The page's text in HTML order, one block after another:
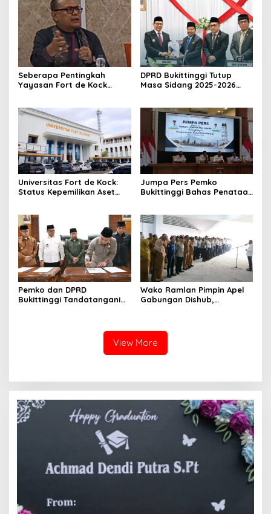
Seberapa Pentingkah
Yayasan Fort de Kock
Jam Gadang?
DPRD Bukittinggi Tutup
Masa Sidang 2025-2026
Beri Apresiasi
Universitas Fort de Kock:
Status Kepemilikan Aset
Putusan Mahkamah Agung
Nomor 2108/K/Pdt/2022
Jumpa Pers Pemko
Bukittinggi Bahas Penataan
Pemko dan DPRD
Bukittinggi Tandatangani
Wako Ramlan Pimpin Apel
Gabungan Dishub,
View More